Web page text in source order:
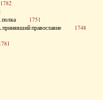
1782
полка 1751
принявший православие 1748